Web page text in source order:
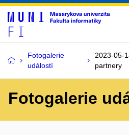
Fotogalerie
událostí
2023-05-
partnery
Fotogalerie